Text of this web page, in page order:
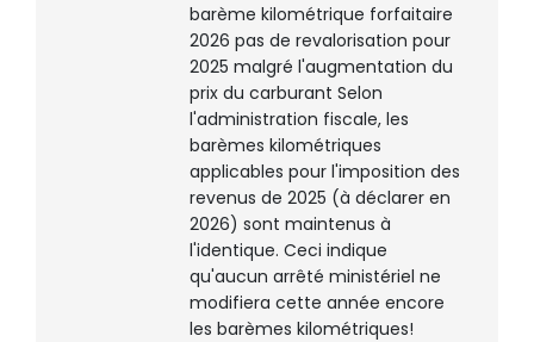
barème kilométrique forfaitaire
2026 pas de revalorisation pour
2025 malgré l'augmentation du
prix du carburant Selon
l'administration fiscale, les
barèmes kilométriques
applicables pour l'imposition des
revenus de 2025 (à déclarer en
2026) sont maintenus à
l'identique. Ceci indique
qu'aucun arrêté ministériel ne
modifiera cette année encore
les barèmes kilométriques!